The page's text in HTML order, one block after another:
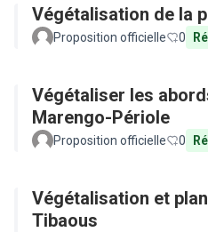
Végétalisation de la
Proposition officielle 0
Végétaliser les
Marengo-Périole
Proposition officielle 0
Végétalisation et
Tibaous